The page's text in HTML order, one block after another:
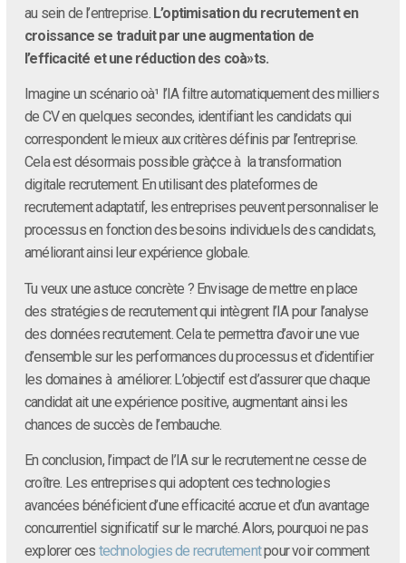
au sein de l’entreprise. L’optimisation du recrutement en
croissance se traduit par une augmentation de
l’efficacité et une réduction des coà»ts.
Imagine un scénario oà¹ l’IA filtre automatiquement des milliers
de CV en quelques secondes, identifiant les candidats qui
correspondent le mieux aux critères définis par l’entreprise.
Cela est désormais possible grà¢ce à la transformation
digitale recrutement. En utilisant des plateformes de
recrutement adaptatif, les entreprises peuvent personnaliser le
processus en fonction des besoins individuels des candidats,
améliorant ainsi leur expérience globale.
Tu veux une astuce concrète ? Envisage de mettre en place
des stratégies de recrutement qui intègrent l’IA pour l’analyse
des données recrutement. Cela te permettra d’avoir une vue
d’ensemble sur les performances du processus et d’identifier
les domaines à améliorer. L’objectif est d’assurer que chaque
candidat ait une expérience positive, augmentant ainsi les
chances de succès de l’embauche.
En conclusion, l’impact de l’IA sur le recrutement ne cesse de
croître. Les entreprises qui adoptent ces technologies
avancées bénéficient d’une efficacité accrue et d’un avantage
concurrentiel significatif sur le marché. Alors, pourquoi ne pas
explorer ces technologies de recrutementpour voir comment